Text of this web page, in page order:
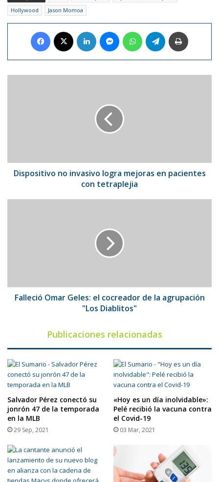
Hollywood
Jason Momoa
Facebook LinkedIn MessengerWhatsAppTelegram
tetraplejia
Dispositivo no invasivo logra mejoras en pacientes
con tetraplejia
"Los
Diablitos"
Falleció Omar Geles: el cocreador de la agrupación
"Los Diablitos"
Publicaciones relacionadas
Salvador Pérez conectó su
jonrón 47 de la temporada
en la MLB
29 Sep, 2021
«Hoy es un día inolvidable»:
Pelé recibió la vacuna contra
el Covid-19
03 Mar, 2021